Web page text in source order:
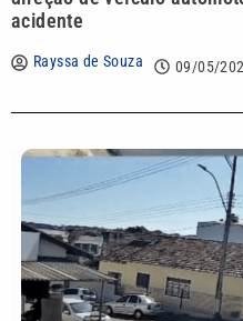
acidente
Rayssa de Souza 09/05/